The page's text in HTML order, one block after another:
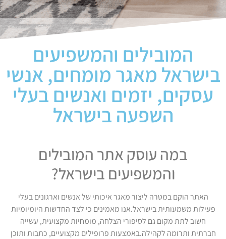
המובילים והמשפיעים
בישראל מאגר מומחים, אנשי
עסקים, יזמים ואנשים בעלי
השפעה בישראל
במה עוסק אתר המובילים
והמשפיעים בישראל?
האתר הוקם במטרה ליצור מאגר איכותי של אנשים וארגונים בעלי
פעילות משמעותית בישראל.אנו מאמינים כי לצד החדשות היומיומיות
חשוב לתת מקום גם לסיפורי הצלחה, מומחיות מקצועית, עשייה
חברתית ותרומה לקהילה.באמצעות פרופילים מקצועיים, כתבות ותוכן